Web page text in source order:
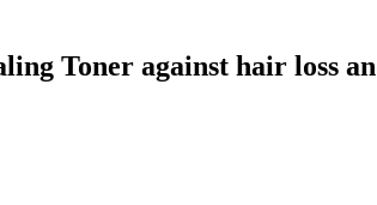
Toner against hair loss